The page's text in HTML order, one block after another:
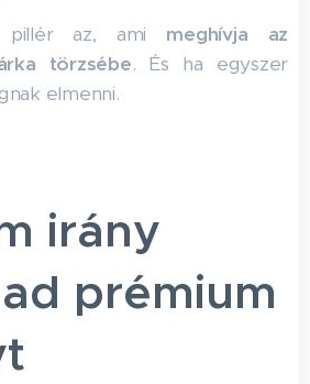
pillér az, ami meghívja az
törzsébe. És ha egyszer
elmenni.
irány
prémium